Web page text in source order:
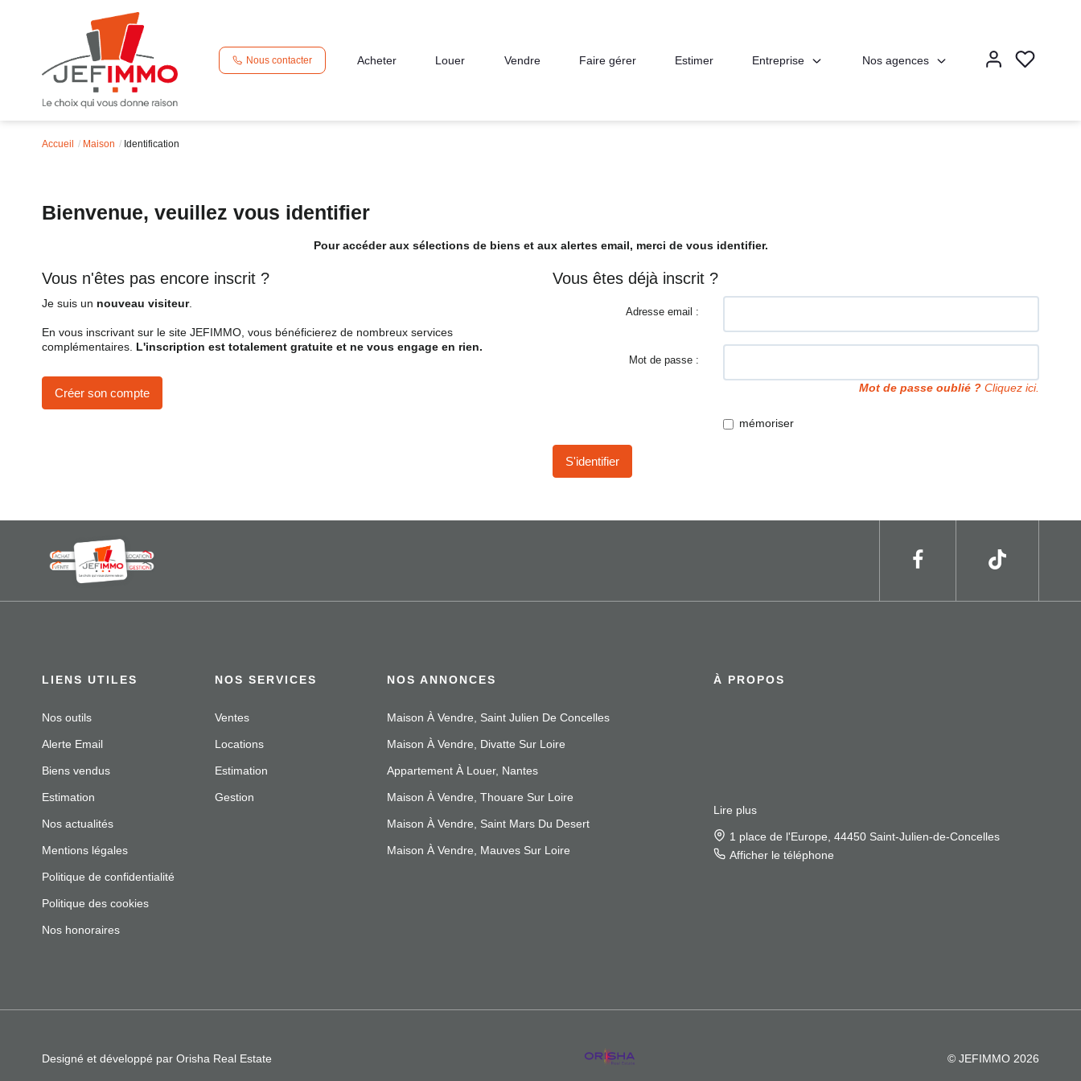
Nous contacter Acheter Louer Vendre Faire gérer Estimer Entreprise Nos agences
Accueil Maison Identification
Bienvenue, veuillez vous identifier
Pour accéder aux sélections de biens et aux alertes email, merci de vous identifier.
Vous n'êtes pas encore inscrit ?
Je suis un nouveau visiteur.
En vous inscrivant sur le site JEFIMMO, vous bénéficierez de nombreux services
complémentaires. L'inscription est totalement gratuite et ne vous engage en rien.
Créer son compte
Vous êtes déjà inscrit ?
Adresse email :
Mot de passe :
Mot de passe oublié ?Cliquez ici.
mémoriser
S'identifier
LIENS UTILES
Nos outils
Alerte Email
Biens vendus
Estimation
Nos actualités
Mentions légales
Politique de confidentialité
Politique des cookies
Nos honoraires
NOS SERVICES
Ventes
Locations
Estimation
Gestion
NOS ANNONCES
Maison À Vendre, Saint Julien De Concelles
Maison À Vendre, Divatte Sur Loire
Appartement À Louer, Nantes
Maison À Vendre, Thouare Sur Loire
Maison À Vendre, Saint Mars Du Desert
Maison À Vendre, Mauves Sur Loire
À PROPOS
Lire plus
1 place de l'Europe, 44450 Saint-Julien-de-Concelles
Afficher le téléphone
Designé et développé par Orisha Real Estate © JEFIMMO 2026